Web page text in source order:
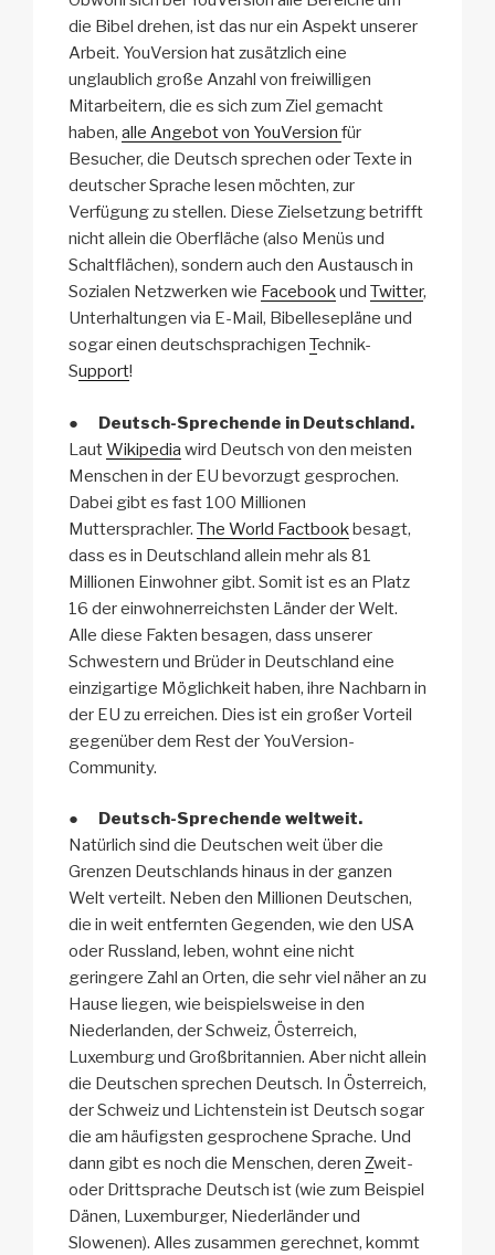
die Bibel drehen, ist das nur ein Aspekt unserer
Arbeit. YouVersion hat zusätzlich eine
unglaublich große Anzahl von freiwilligen
Mitarbeitern, die es sich zum Ziel gemacht
haben, alle Angebot von YouVersion für
Besucher, die Deutsch sprechen oder Texte in
deutscher Sprache lesen möchten, zur
Verfügung zu stellen. Diese Zielsetzung betrifft
nicht allein die Oberfläche (also Menüs und
Schaltflächen), sondern auch den Austausch in
Sozialen Netzwerken wie Facebookund Twitter,
Unterhaltungen via E-Mail, Bibellesepläne und
sogar einen deutschsprachigen Technik-
Support!
● Deutsch-Sprechende in Deutschland.
LautWikipedia wird Deutsch von den meisten
Menschen in der EU bevorzugt gesprochen.
Dabei gibt es fast 100 Millionen
Muttersprachler. The World Factbookbesagt,
dass es in Deutschland allein mehr als 81
Millionen Einwohner gibt. Somit ist es an Platz
16 der einwohnerreichsten Länder der Welt.
Alle diese Fakten besagen, dass unserer
Schwestern und Brüder in Deutschland eine
einzigartige Möglichkeit haben, ihre Nachbarn in
der EU zu erreichen. Dies ist ein großer Vorteil
gegenüber dem Rest der YouVersion-
Community.
● Deutsch-Sprechende weltweit.
Natürlich sind die Deutschen weit über die
Grenzen Deutschlands hinaus in der ganzen
Welt verteilt. Neben den Millionen Deutschen,
die in weit entfernten Gegenden, wie den USA
oder Russland, leben, wohnt eine nicht
geringere Zahl an Orten, die sehr viel näher an zu
Hause liegen, wie beispielsweise in den
Niederlanden, der Schweiz, Österreich,
Luxemburg und Großbritannien. Aber nicht allein
die Deutschen sprechen Deutsch. In Österreich,
der Schweiz und Lichtenstein ist Deutsch sogar
die am häufigsten gesprochene Sprache. Und
dann gibt es noch die Menschen, deren Zweit-
oder Drittsprache Deutsch ist (wie zum Beispiel
Dänen, Luxemburger, Niederländer und
Slowenen). Alles zusammen gerechnet, kommt